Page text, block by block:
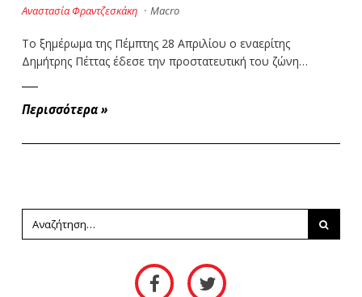
Αναστασία Φραντζεσκάκη · Macro
Το ξημέρωμα της Πέμπτης 28 Απριλίου ο εναερίτης
Δημήτρης Πέττας έδεσε την προστατευτική του ζώνη…
Περισσότερα »